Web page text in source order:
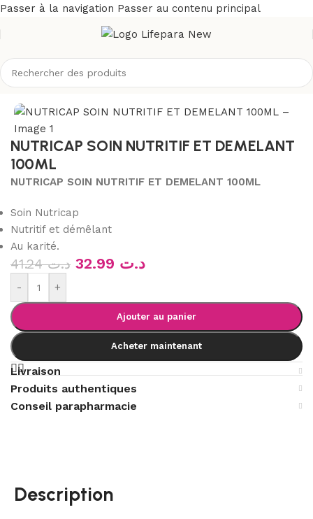
Passer à la navigation Passer au contenu principal
Accueil/Boutique/Divers
NUTRICAP SOIN NUTRITIF ET DEMELANT
100ML
NUTRICAP SOIN NUTRITIF ET DEMELANT 100ML
Soin Nutricap
Nutritif et démêlant
Au karité.
د.ت41.24 د.ت
- +
Ajouter au panier
Acheter maintenant
Livraison
Produits authentiques
Conseil parapharmacie
Description